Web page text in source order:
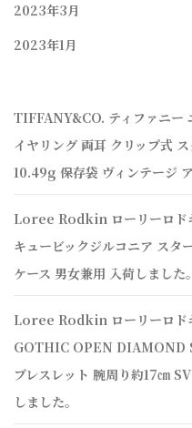
2023年3月
2023年1月
TIFFANY&CO. ティファニー
イヤリング 両耳 クリップ式
10.49g 保存袋 ヴィンテージ
Loree Rodkin ローリーロド
キュービックジルコニア スタ
ケース 男女兼用 入荷しました。
Loree Rodkin ローリーロ
GOTHIC OPEN DIAMOND
ブレスレット 腕周り約17㎝
しました。